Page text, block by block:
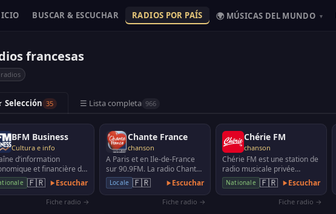
BUSCAR & ESCUCHAR RADIOS POR PAÍS 🌍 MÚSICAS DEL MUNDO ▾
francesas
Selección 35 ☰ Lista completa 966
BFM Business
Cultura e info
d’information
et financière de
🇫🇷 Escuchar
Fiche radio →
Chante France
chanson
A Paris et en Ile-de-France
sur 90.9FM. La radio Chante
France est dédiée aux plus
belles chans…
Locale 🇫🇷 Escuchar
Fiche radio →
Chérie FM
chanson
Chérie FM est une station de
radio musicale privée
appartenant au groupe NRJ,
destinée à un p…
Nationale 🇫🇷 Escuchar
Fiche radio →